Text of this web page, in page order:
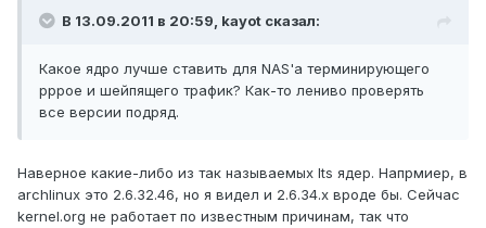
В 13.09.2011 в 20:59, kayot сказал:
Какое ядро лучше ставить для NAS'a терминирующего
pppoe и шейпящего трафик? Как-то лениво проверять
все версии подряд.
Наверное какие-либо из так называемых lts ядер. Напрмиер, в
archlinux это 2.6.32.46, но я видел и 2.6.34.х вроде бы. Сейчас
kernel.org не работает по известным причинам, так что